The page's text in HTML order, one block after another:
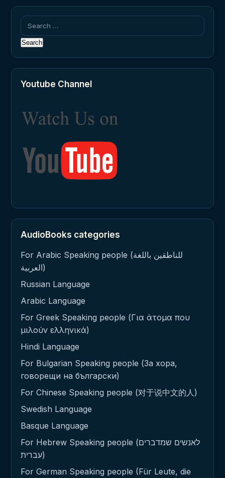
Search
for:
Youtube Channel
AudioBooks categories
For Arabic Speaking people (للناطقين باللغة
العربية)
Russian Language
Arabic Language
For Greek Speaking people (Για άτομα που
μιλούν ελληνικά)
Hindi Language
For Bulgarian Speaking people (За хора,
говорещи на български)
For Chinese Speaking people (对于说中文的人)
Swedish Language
Basque Language
For Hebrew Speaking people (לאנשים שמדברים
עברית)
For German Speaking people (Für Leute, die